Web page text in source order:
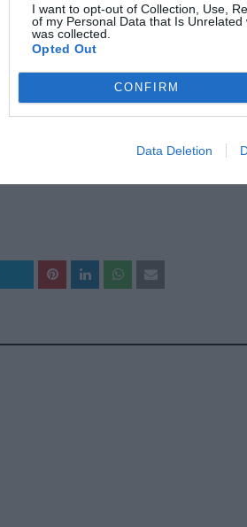
I want to opt-out of Collection, Use,
of my Personal Data that Is
was collected.
Opted Out
CONFIRM
Data Deletion